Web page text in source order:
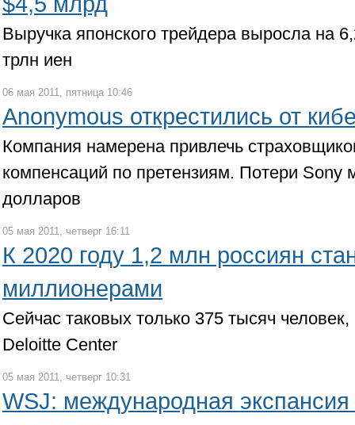
Выручка японского трейдера выросла на
трлн иен
06 мая 2011, пятница 10:46
Anonymous открестились от
Компания намерена привлечь
компенсаций по претензиям. Потери Sony
долларов
05 мая 2011, четверг 16:11
К 2020 году 1,2 млн россиян
миллионерами
Сейчас таковых только 375 тысяч человек,
Deloitte Center
05 мая 2011, четверг 10:31
WSJ: международная